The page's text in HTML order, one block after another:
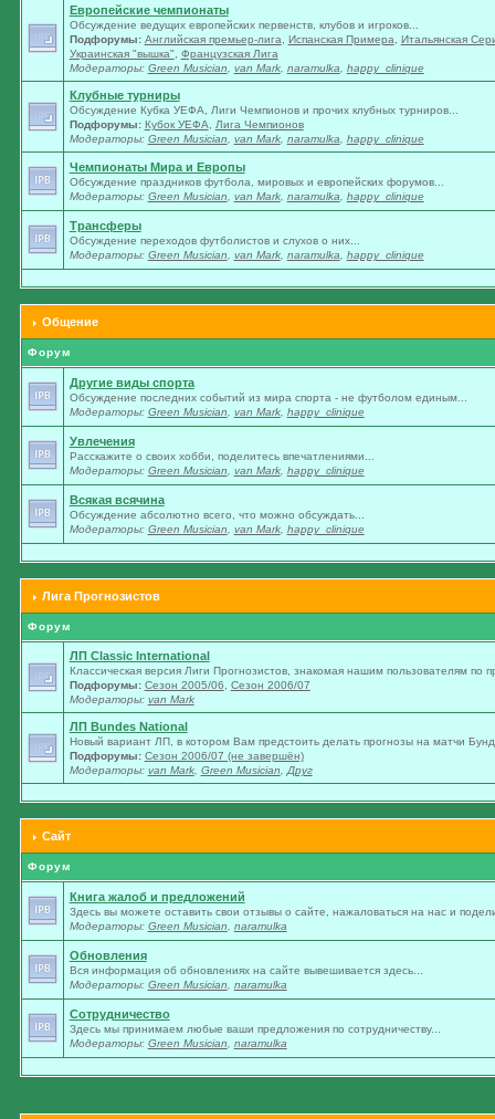
Европейские чемпионаты
Обсуждение ведущих европейских первенств, клубов и игроков...
Подфорумы: Английская премьер-лига Испанская Примера
Итальянская
Украинская "вышка"
Французская Лига
Модераторы: Green Musician van Mark, naramulka happy_clinique
Клубные турниры
Обсуждение Кубка УЕФА, Лиги Чемпионов и прочих клубных турниров...
Подфорумы: Кубок УЕФА
Лига Чемпионов
Модераторы: Green Musician van Mark, naramulka happy_clinique
Чемпионаты Мира и Европы
Обсуждение праздников футбола, мировых и европейских форумов...
Модераторы: Green Musician van Mark, naramulka happy_clinique
Трансферы
Обсуждение переходов футболистов и слухов о них...
Модераторы: Green Musician van Mark, naramulka happy_clinique
Общение
Форум
Другие виды спорта
Обсуждение последних событий из мира спорта - не футболом единым...
Модераторы: Green Musician van Mark, happy_clinique
Увлечения
Расскажите о своих хобби, поделитесь впечатлениями...
Модераторы: Green Musician van Mark, happy_clinique
Всякая всячина
Обсуждение абсолютно всего, что можно обсуждать...
Модераторы: Green Musician van Mark, happy_clinique
Лига Прогнозистов
Форум
ЛП Classic International
Классическая версия Лиги Прогнозистов, знакомая нашим пользователям по
Подфорумы: Сезон 2005/06
Сезон 2006/07
Модераторы: van Mark
ЛП Bundes National
Новый вариант ЛП, в котором Вам предстоить делать прогнозы на матчи
Подфорумы: Сезон 2006/07 (не завершён)
Модераторы: van Mark, Green Musician Друг
Сайт
Форум
Книга жалоб и предложений
Здесь вы можете оставить свои отзывы о сайте, нажаловаться на нас и
Модераторы: Green Musician naramulka
Обновления
Вся информация об обновлениях на сайте вывешивается здесь...
Модераторы: Green Musician naramulka
Сотрудничество
Здесь мы принимаем любые ваши предложения по сотрудничеству...
Модераторы: Green Musician naramulka